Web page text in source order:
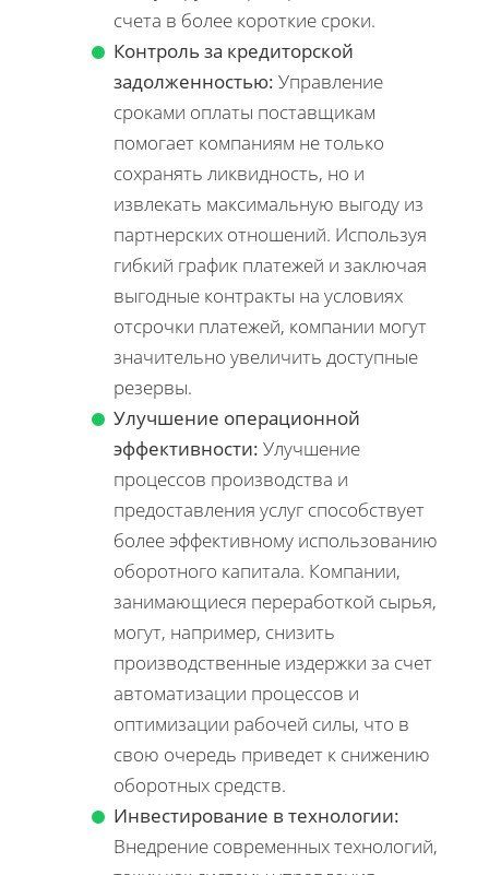
счета в более короткие сроки.
Контроль за кредиторской
задолженностью: Управление
сроками оплаты поставщикам
помогает компаниям не только
сохранять ликвидность, но и
извлекать максимальную выгоду из
партнерских отношений. Используя
гибкий график платежей и заключая
выгодные контракты на условиях
отсрочки платежей, компании могут
значительно увеличить доступные
резервы.
Улучшение операционной
эффективности: Улучшение
процессов производства и
предоставления услуг способствует
более эффективному использованию
оборотного капитала. Компании,
занимающиеся переработкой сырья,
могут, например, снизить
производственные издержки за счет
автоматизации процессов и
оптимизации рабочей силы, что в
свою очередь приведет к снижению
оборотных средств.
Инвестирование в технологии:
Внедрение современных технологий,